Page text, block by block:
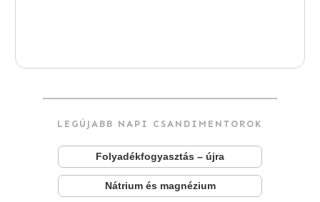
LEGÚJABB NAPI CSANDIMENTOROK
Folyadékfogyasztás – újra
Nátrium és magnézium